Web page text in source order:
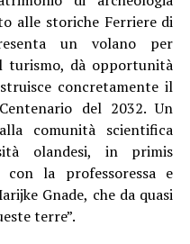
alle storiche Ferriere di
un volano per
turismo, dà opportunità
concretamente il
del 2032. Un
comunità scientifica
olandesi, in primis
con la professoressa e
Gnade, che da quasi
terre”.